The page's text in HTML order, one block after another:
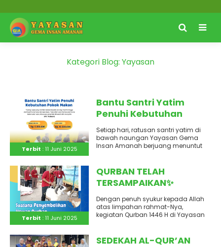
Kategori Blog: Yayasan
Terbit : 11 Juni 2025
Bantu Santri Yatim
Penuhi Kebutuhan
Pokok Makan
Setiap hari, ratusan santri yatim di
bawah naungan Yayasan Gema
Insan Amanah berjuang menuntut
Terbit : 11 Juni 2025
QURBAN TELAH
TERSAMPAIKAN✨
Dengan penuh syukur kepada Allah
atas limpahan rahmat-Nya,
kegiatan Qurban 1446 H di Yayasan
SEDEKAH AL-QUR’AN